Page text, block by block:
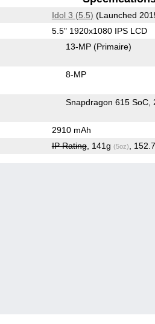
Idol 3 (5.5) (Launched
5.5" 1920x1080 IPS LCD
13-MP (Primaire)
8-MP
Snapdragon 615 SoC
2910 mAh
IP Rating, 141g (5oz) ,